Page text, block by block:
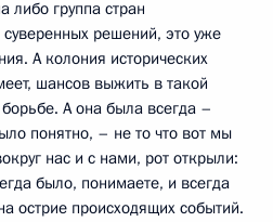
либо группа стран
решений, это уже
А колония исторических
шансов выжить в такой
А она была всегда –
понятно, – не то что вот мы
нас и с нами, рот открыли:
было, понимаете, и всегда
острие происходящих событий.